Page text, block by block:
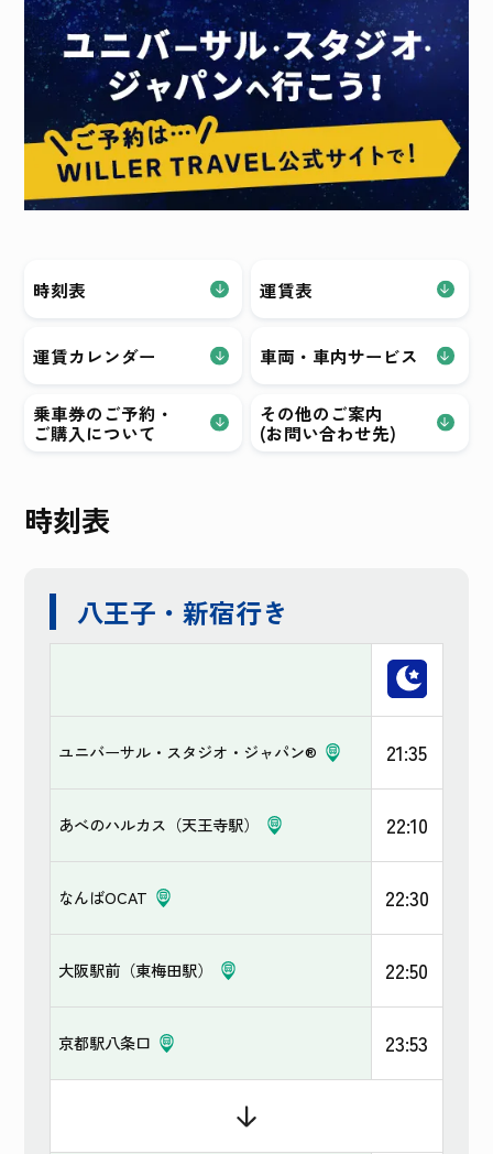
時刻表 運賃表
運賃カレンダー 車両・ 車内サービス
乗車券のご予約・
ご購入について
その他のご案内
(お問い合わせ先)
時刻表
八王子・新宿行き
ユニバーサル・スタジオ・ジャパン® 21:35
あべのハルカス（天王寺駅） 22:10
なんばOCAT 22:30
大阪駅前（東梅田駅） 22:50
京都駅八条口 23:53